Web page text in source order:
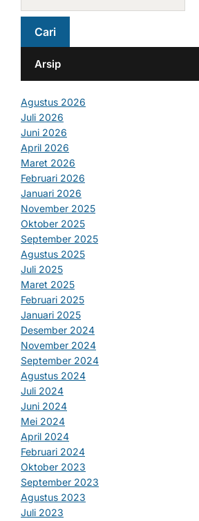
Arsip
Agustus 2026
Juli 2026
Juni 2026
April 2026
Maret 2026
Februari 2026
Januari 2026
November 2025
Oktober 2025
September 2025
Agustus 2025
Juli 2025
Maret 2025
Februari 2025
Januari 2025
Desember 2024
November 2024
September 2024
Agustus 2024
Juli 2024
Juni 2024
Mei 2024
April 2024
Februari 2024
Oktober 2023
September 2023
Agustus 2023
Juli 2023